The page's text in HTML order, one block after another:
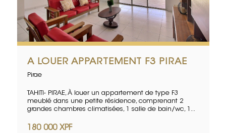
A LOUER APPARTEMENT F3 PIRAE
Pirae
TAHITI- PIRAE, À louer un appartement de type F3
meublé dans une petite résidence, comprenant 2
grandes chambres climatisées, 1 salle de bain/wc, 1...
180 000 XPF